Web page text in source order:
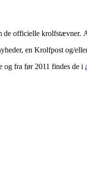
de officielle krolfstævner.
en Krolfpost og/
og fra før 2011 findes de i